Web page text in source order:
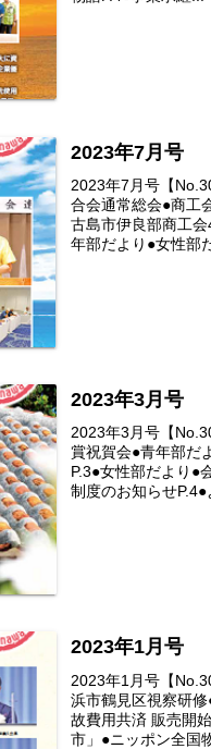
2023年7月号
2023年7月号【
合会通常総会●商工
古島市伊良部商工
年部だより●女性部
2023年3月号
2023年3月号【
賞祝賀会●青年部だ
P.3●女性部だより●
制度のお知らせP.4●
2023年1月号
2023年1月号【
浜市鶴見区視察研
故費用共済 販売開
市」●ニッポン全国